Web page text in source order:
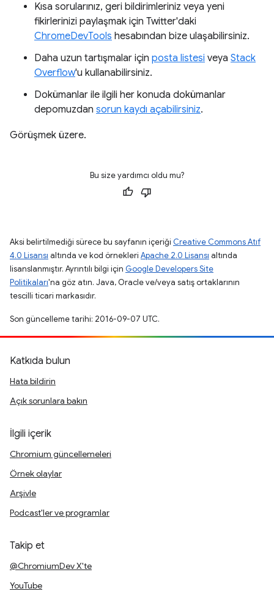
Kısa sorularınız, geri bildirimleriniz veya yeni
fikirlerinizi paylaşmak için Twitter'daki
ChromeDevTools hesabından bize ulaşabilirsiniz.
Daha uzun tartışmalar için posta listesi veya Stack
Overflow'u kullanabilirsiniz.
Dokümanlar ile ilgili her konuda dokümanlar
depomuzdan sorun kaydı açabilirsiniz.
Görüşmek üzere.
Bu size yardımcı oldu mu?
Aksi belirtilmediği sürece bu sayfanın içeriği Creative Commons Atıf
4.0 Lisansı altında ve kod örnekleri Apache 2.0 Lisansı altında
lisanslanmıştır. Ayrıntılı bilgi için Google Developers Site
Politikaları'na göz atın. Java, Oracle ve/veya satış ortaklarının
tescilli ticari markasıdır.
Son güncelleme tarihi: 2016-09-07 UTC.
Katkıda bulun
Hata bildirin
Açık sorunlara bakın
İlgili içerik
Chromium güncellemeleri
Örnek olaylar
Arşivle
Podcast'ler ve programlar
Takip et
@ChromiumDev X'te
YouTube